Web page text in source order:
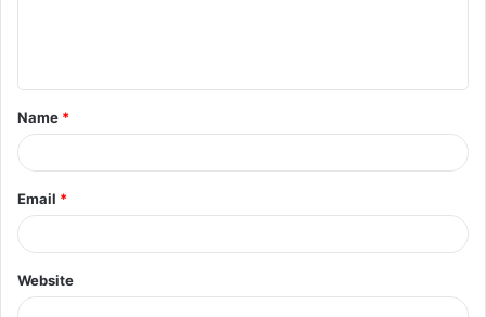
t
*
Name *
Email *
Website